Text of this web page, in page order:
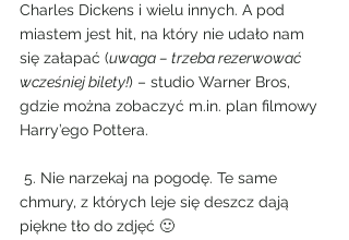
Charles Dickens i wielu innych. A pod
miastem jest hit, na który nie udało nam
się załapać (uwaga – trzeba rezerwować
wcześniej bilety!) – studio Warner Bros,
gdzie można zobaczyć m.in. plan filmowy
Harry’ego Pottera.
chmury, z których leje się deszcz dają
piękne tło do zdjęć 🙂